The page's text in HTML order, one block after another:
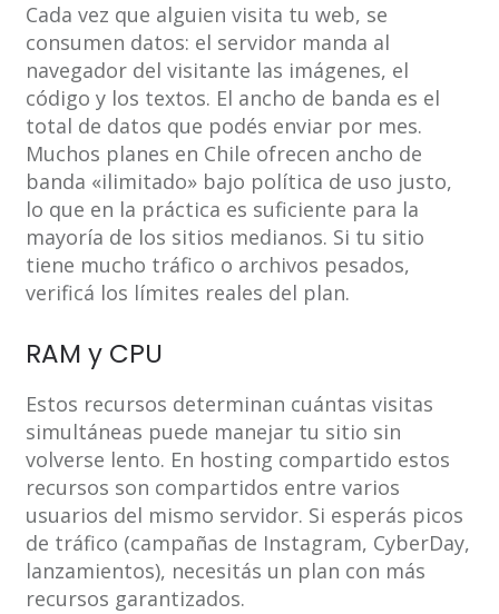
Cada vez que alguien visita tu web, se
consumen datos: el servidor manda al
navegador del visitante las imágenes, el
código y los textos. El ancho de banda es el
total de datos que podés enviar por mes.
Muchos planes en Chile ofrecen ancho de
banda «ilimitado» bajo política de uso justo,
lo que en la práctica es suficiente para la
mayoría de los sitios medianos. Si tu sitio
tiene mucho tráfico o archivos pesados,
verificá los límites reales del plan.
RAM y CPU
Estos recursos determinan cuántas visitas
simultáneas puede manejar tu sitio sin
volverse lento. En hosting compartido estos
recursos son compartidos entre varios
usuarios del mismo servidor. Si esperás picos
de tráfico (campañas de Instagram, CyberDay,
lanzamientos), necesitás un plan con más
recursos garantizados.